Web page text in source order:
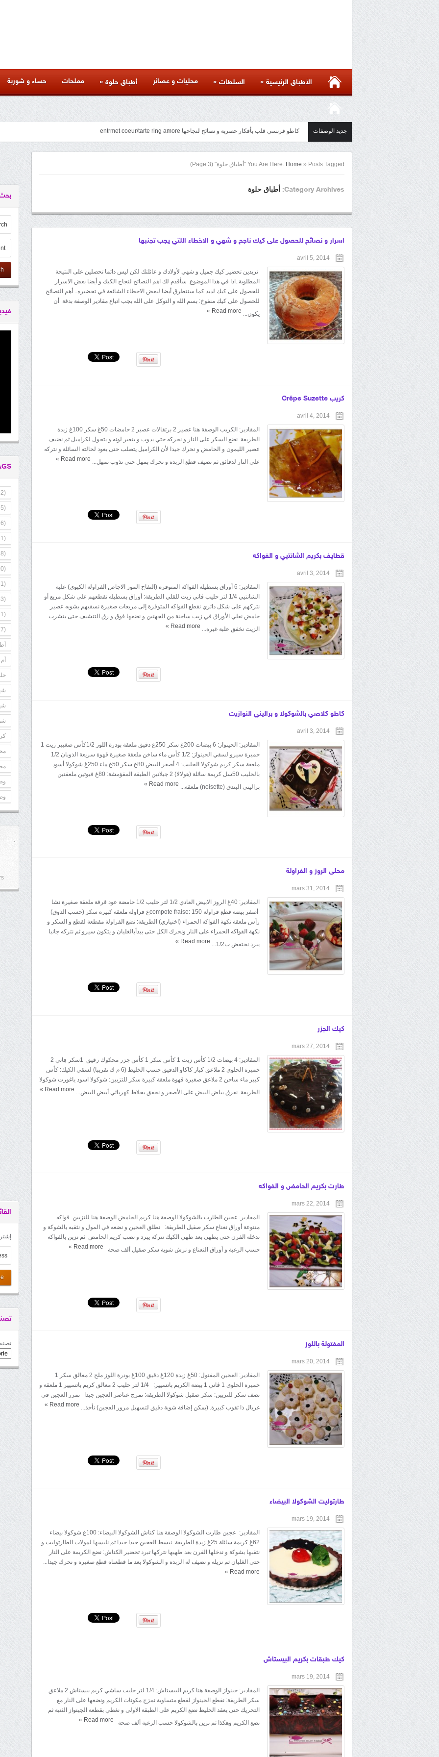
الأطباق الرئيسية » السلطات » محليات و عصائر أطباق حلوة » مملحات حساء و شوربة
جديد الوصفات كاطو فرنسي قلب بأفكار حصرية و نصائح لنجاحها entrmet coeur/tarte ring amore
You Are Here: Home » Posts Tagged "أطباق حلوة" (Page 3)
Category Archives: أطباق حلوة
اسرار و نصائح للحصول على كيك ناجح و شهي و الاخطاء اللتي يجب تجنبها
avril 5, 2014
تريدين تحضير كيك جميل و شهي لأولادك و عائلتك لكن ليس دائما تحصلين على النتيجة
المطلوبة..اذا في هذا الموضوع سأقدم لك اهم النصائح لنجاح الكيك و أيضا بعض الاسرار
للحصول على كيك لذيذ كما سنتطرق أيضا لبعض الاخطاء الشائعة في تحضيره.. أهم النصائح
للحصول على كيك منفوخ: بسم الله و التوكل على الله يجب اتباع مقادير الوصفة بدقة أن
يكون... Read more
»
كريب Crêpe Suzette
avril 4, 2014
المقادير: الكريب الوصفة هنا عصير 2 برتقالات عصير 2 حامضات 50غ سكر 100غ زبدة
الطريقة: نضع السكر على النار و نحركه حتي يذوب و يتغير لونه و يتحول لكراميل ثم نضيف
عصير الليمون و الحامض و نحرك جيدا لأن الكراميل يتصلب حتى يعود لحالته السائلة و نتركه
على النار لدقائق ثم نضيف قطع الزبدة و نحرك بمهل حتى تذوب نمهل... Read more
»
قطايف بكريم الشانتيي و الفواكه
avril 3, 2014
المقادير: 6 أوراق بسطيله الفواكه المتوفرة (التفاح الموز الاجاص الفراولة الكيوي) علبة
الشانتيي 1/4 لتر حليب ڤاني زيت للقلي الطريقة: أوراق بسطيله نقطعهم على شكل مربع أو
نتركهم على شكل دائري نقطع الفواكه المتوفرة إلى مربعات صغيرة نسقيهم بشويه عصير
حامض نقلي الأوراق في زيت ساخنة من الجهتين و نضعها فوق و رق التنشيف حتى يتشرب
الزيت نخفق علبة غبرة... Read more
»
كاطو كلاصي بالشوكولا و براليني النوازيت
avril 3, 2014
المقادير: الجينواز: 6 بيضات 200غ سكر 250غ دقيق ملعقة بودرة اللوز 1/2كأس صغيير زيت 1
خميرة سيرو لسقي الجينواز: 1/2 كأس ماء ساخن ملعقة صغيرة قهوة سريعة الذوبان 1/2
ملعقة سكر كريم شوكولا الحليب: 4 أصفر البيض 80غ سكر 50غ ماء 250غ شوكولا أسود
بالحليب 50سل كريمة سائلة (هولالا) 2 جيلاتين الطبقة المقؤمشة: 80غ فيوتين ملعقتين
براليني البندق (noisette) ملعقة...
Read more
»
محلى الروز و الفراولة
mars 31, 2014
المقادير: 40غ الروز الابيض العادي 1/2 لتر حليب 1/2 حامضة عود قرفة ملعقة صغيرة نشا
أصفر بيضة قطع فراولة compote fraise: 150غ فراولة ملعقة كبيرة سكر (حسب الذوق)
رأس ملعقة نكهة الفواكه الحمراء (اختياري) الطريقة: نضع الفراولة مقطعة لقطع و السكر و
نكهة الفواكه الحمراء على النار ونحرك الكل حتى يبدأبالغليان و يتكون سيرو ثم نتركه جانبا
يبرد نحتفض ب1/2...
Read more
»
كيك الجزر
mars 27, 2014
المقادير: 4 بيضات 1/2 كأس زيت 1 كأس سكر 1 كأس جزر محكوك رقيق 1سكر ڢاني 2
خميرة الحلوى 2 ملاعق كبار كاكاو الدقيق حسب الخليط (6 م ك تقريبا) لسقي الكيك: كأس
كبير ماء ساخن 2 ملاعق صغيرة قهوة ملعقة كبيرة سكر للتزيين: شوكولا اسود ياغورت شوكولا
الطريقة: نفرق بياض البيض على الأصفر و نخفق بخلاط كهربائي أبيض البيض... Read more
»
طارت بكريم الحامض و الفواكه
mars 22, 2014
المقادير: عجين الطارت بالشوكولا الوصفة هنا كريم الحامض الوصفة هنا للتزيين: فواكه
متنوعة أوراق نعناع سكر صقيل الطريقة: نطلق العجين و نضعه في المول و نثقبه بالشوكة و
ندخله الفرن حتى يطهى بعد طهي الكيك نتركه يبرد و نصب كريم الحامض ثم نزين بالفواكه
حسب الرغبة و أوراق النعناع و نرش شوية سكر صقيل ألف صحة Read more
»
المفتولة باللوز
mars 20, 2014
المقادير: العجين المفتول: 50غ زبدة 120غ دقيق 100غ بودرة اللوز ملح 2 معالق سكر 1
خميرة الحلوى 1 ڤاني 1 بيضة الكريم پاتسيير: 1/4 لتر حليب 2 معالق كريم باتسيير 1 ملعقة و
نصف سكر للتزيين: سكر صقيل شوكولا الطريقة: نمزج عناصر العجين جيدا نمرر العجين في
غربال ذا ثقوب كبيرة. (يمكن إضافة شوية دقيق لتسهيل مرور العجين) نأخذ... Read more
»
طارتوليت الشوكولا البيضاء
mars 19, 2014
المقادير: عجين طارت الشوكولا الوصفة هنا كناش الشوكولا البيضاء: 100غ شوكولا بيضاء
62غ كريمة سائلة 25غ زبدة الطريقة: نبسط العجين جيدا جيدا ثم نلبسها لمولات الطارتوليت و
نثقبها بشوكة و ندخلها الفرن بعد طهيها نتركها تبرد تحضير الكناش: نضع الكريمة على النار
حتى الغليان ثم نزيله و نضيف له الزبدة و الشوكولا بعد ما قطعناه قطع صغيرة و نحرك جيدا...
Read more
»
كيك طبقات بكريم البيستاش
mars 19, 2014
المقادير: جينواز الوصفة هنا كريم البيستاش: 1/4 لتر حليب ساشي كريم بيستاش 2 ملاعق
سكر الطريقة: نقطع الجينواز لقطع متساوية نمزج مكونات الكريم ونضعها على النار مع
التحريك حتى يعقد الخليط نضع الكريم على الطبقة الاولى و نغطي بقطعة الجينواز الثنية ثم
نضع الكريم وهكذا ثم نزين بالشوكولا حسب الرغبة ألف صحة Read more
»